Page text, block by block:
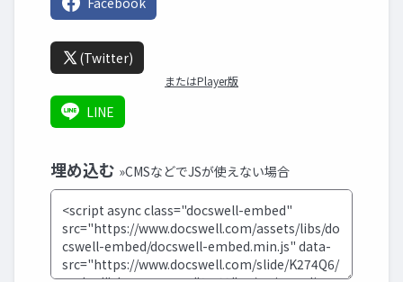
(Twitter)
またはPlayer版
LINE
埋め込む »CMSなどでJSが使えない場合